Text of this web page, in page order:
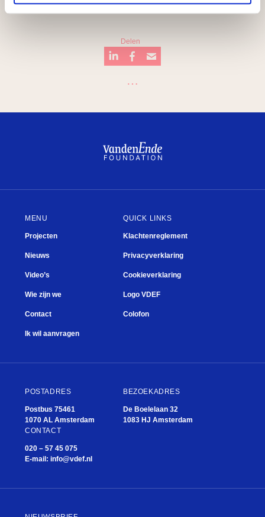
Delen
…
MENU
Projecten
Nieuws
Video’s
Wie zijn we
Contact
Ik wil aanvragen
QUICK LINKS
Klachtenreglement
Privacyverklaring
Cookieverklaring
Logo VDEF
Colofon
POSTADRES
Postbus 75461
1070 AL Amsterdam
BEZOEKADRES
De Boelelaan 32
1083 HJ Amsterdam
CONTACT
020 – 57 45 075
E-mail: info@vdef.nl